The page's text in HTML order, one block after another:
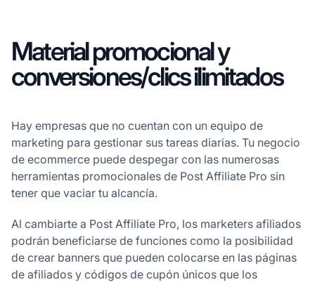
Material promocional y
conversiones/clics ilimitados
Hay empresas que no cuentan con un equipo de
marketing para gestionar sus tareas diarias. Tu negocio
de ecommerce puede despegar con las numerosas
herramientas promocionales de Post Affiliate Pro sin
tener que vaciar tu alcancía.
Al cambiarte a Post Affiliate Pro, los marketers afiliados
podrán beneficiarse de funciones como la posibilidad
de crear banners que pueden colocarse en las páginas
de afiliados y códigos de cupón únicos que los